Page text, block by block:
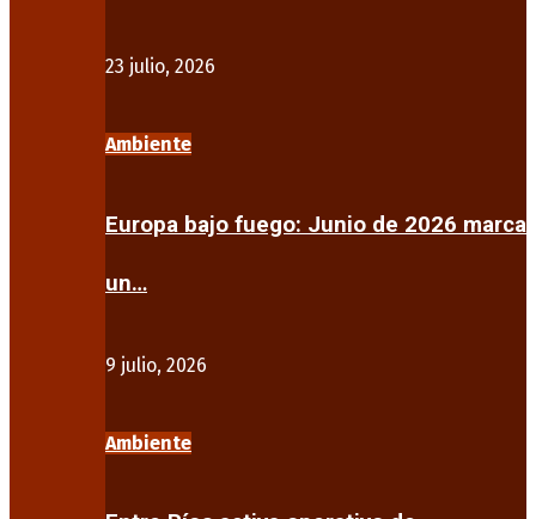
23 julio, 2026
Ambiente
Europa bajo fuego: Junio de 2026 marca
un…
9 julio, 2026
Ambiente